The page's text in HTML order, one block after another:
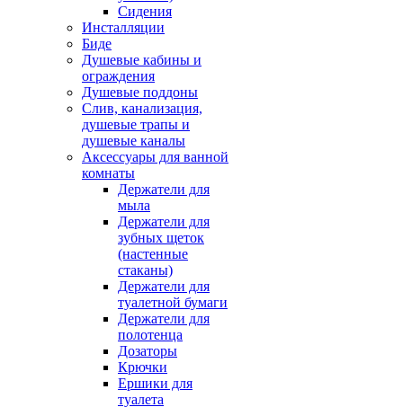
Сидения
Инсталляции
Биде
Душевые кабины и
ограждения
Душевые поддоны
Слив, канализация,
душевые трапы и
душевые каналы
Аксессуары для ванной
комнаты
Держатели для
мыла
Держатели для
зубных щеток
(настенные
стаканы)
Держатели для
туалетной бумаги
Держатели для
полотенца
Дозаторы
Крючки
Ершики для
туалета